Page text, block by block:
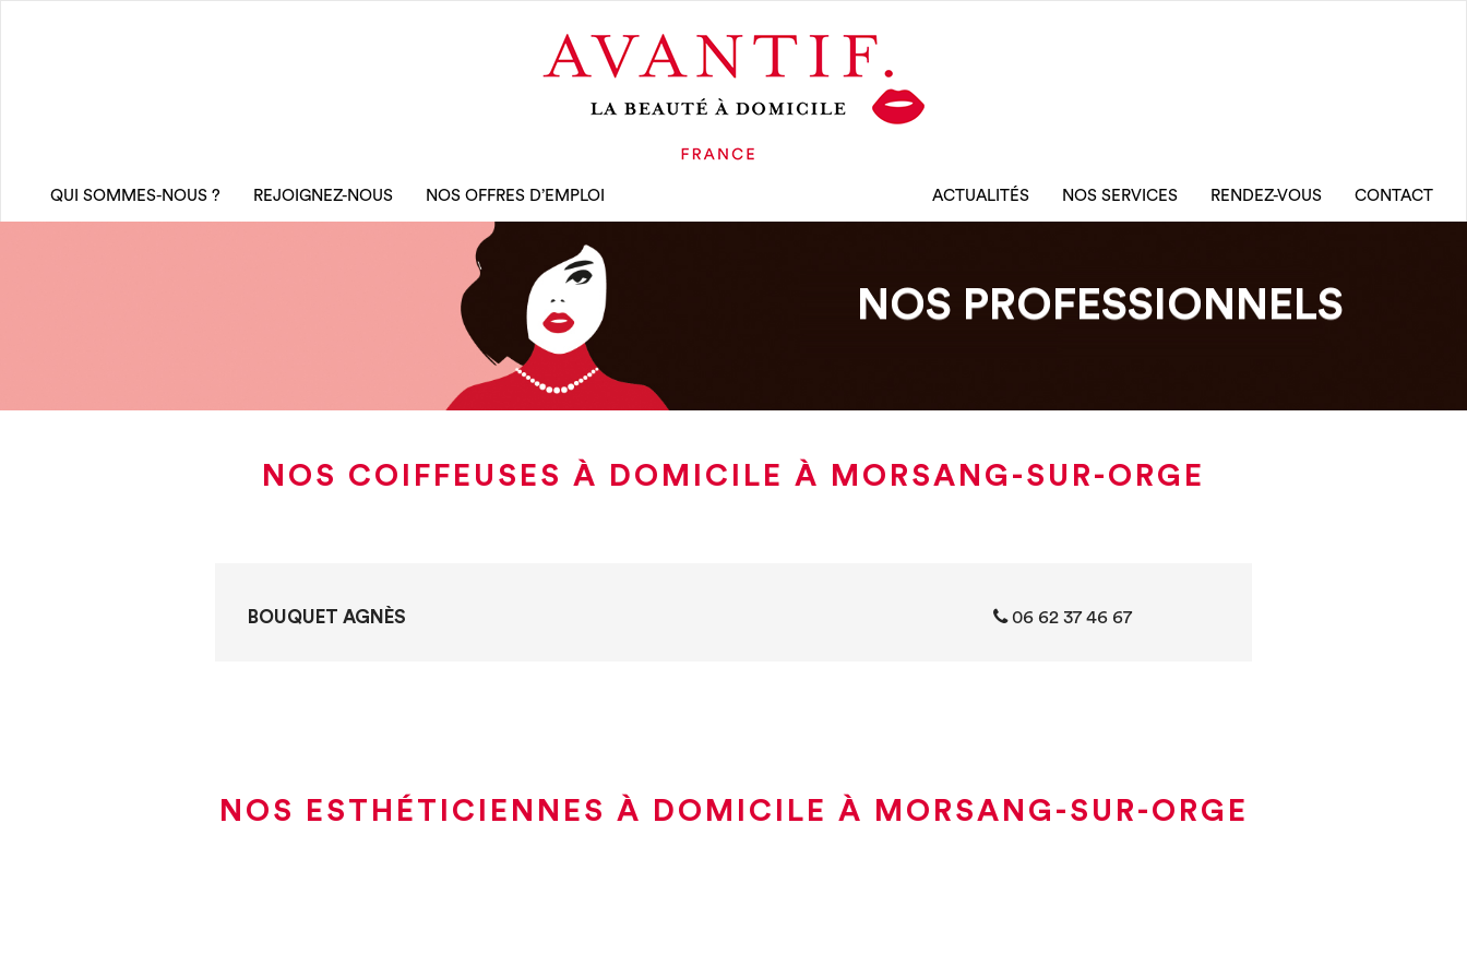
QUI SOMMES-NOUS ? REJOIGNEZ-NOUS NOS OFFRES D’EMPLOI ACTUALITÉS NOS SERVICES RENDEZ-VOUS CONTACT
NOS PROFESSIONNELS
NOS COIFFEUSES À DOMICILE À MORSANG-SUR-ORGE
BOUQUET AGNÈS 06 62 37 46 67
NOS ESTHÉTICIENNES À DOMICILE À MORSANG-SUR-ORGE